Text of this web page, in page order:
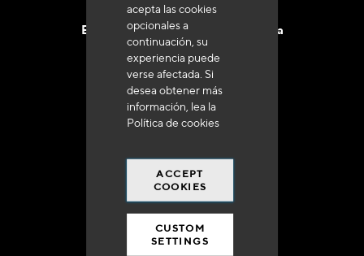
acepta las cookies
opcionales a
continuación, su
experiencia puede
verse afectada. Si
desea obtener más
información, lea la
Política de cookies
ACCEPT
COOKIES
CUSTOM
SETTINGS
Entrega en 48 a 72 horas en Francia
a 250 euros*